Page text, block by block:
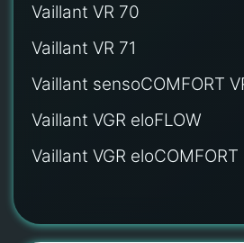
Vaillant VR 70
Vaillant VR 71
Vaillant sensoCOMFORT
Vaillant VGR eloFLOW
Vaillant VGR eloCOMFORT